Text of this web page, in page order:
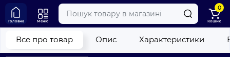
Головна Меню
0
Кошик
Все про товар Опис Характеристики